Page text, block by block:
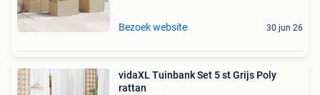
Bezoek website 30 jun 26
vidaXL Tuinbank Set 5 st Grijs Poly
rattan